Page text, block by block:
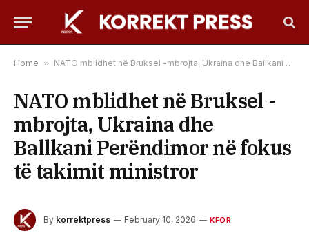
Home » NATO mblidhet në Bruksel -mbrojta, Ukraina dhe Ballkani Perëndimor në fokus të takimit ministror
NATO mblidhet në Bruksel -
mbrojta, Ukraina dhe
Ballkani Perëndimor në fokus
të takimit ministror
By korrektpress February 10, 2026 KFOR